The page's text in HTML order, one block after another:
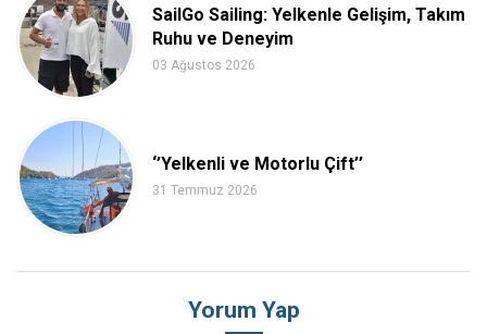
SailGo Sailing: Yelkenle Gelişim, Takım
Ruhu ve Deneyim
03 Ağustos 2026
‘’Yelkenli ve Motorlu Çift’’
31 Temmuz 2026
Yorum Yap